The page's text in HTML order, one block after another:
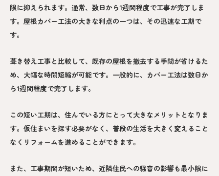
限に抑えられます。通常、数日から1週間程度で工事が完了しま
す。屋根カバー工法の大きな利点の一つは、その迅速な工期で
す。
葺き替え工事と比較して、既存の屋根を撤去する手間が省けるた
め、大幅な時間短縮が可能です。一般的に、カバー工法は数日か
ら1週間程度で完了します。
この短い工期は、住んでいる方にとって大きなメリットとなりま
す。仮住まいを探す必要がなく、普段の生活を大きく変えること
なくリフォームを進めることができます。
また、工事期間が短いため、近隣住民への騒音の影響も最小限に